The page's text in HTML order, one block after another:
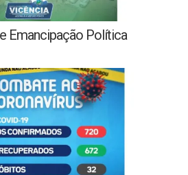
Emancipação Política